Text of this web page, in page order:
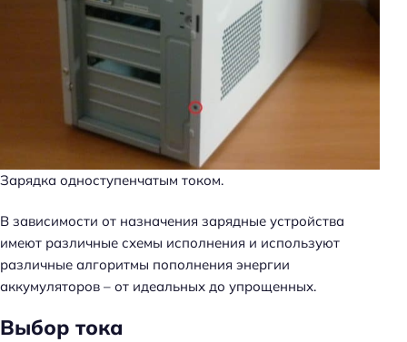
Зарядка одноступенчатым током.
В зависимости от назначения зарядные устройства
имеют различные схемы исполнения и используют
различные алгоритмы пополнения энергии
аккумуляторов – от идеальных до упрощенных.
Выбор тока